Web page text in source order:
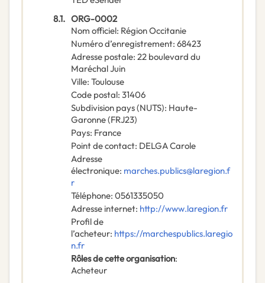
8.1. ORG-0002
Nom officiel: Région Occitanie
Numéro d’enregistrement: 68423
Adresse postale: 22 boulevard du
Maréchal Juin
Ville: Toulouse
Code postal: 31406
Subdivision pays (NUTS): Haute-
Garonne(FRJ23)
Pays: France
Point de contact: DELGA Carole
Adresse
électronique: marches.publics@laregion.f
r
Téléphone: 0561335050
Adresse internet: http://www.laregion.fr
Profil de
l’acheteur: https://marchespublics.laregio
n.fr
Rôles de cette organisation:
Acheteur